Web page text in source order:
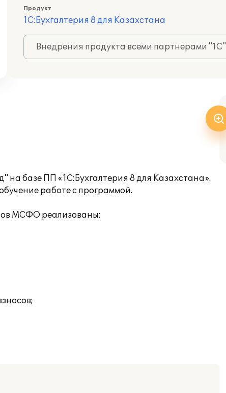
Продукт
1С:Бухгалтерия 8 для Казахстана
Внедрения продукта всеми партнерами "1С"
на базе ПП «1С:Бухгалтерия 8 для Казахстана».
работе с программой.
МСФО реализованы: